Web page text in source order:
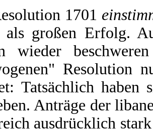
1701
als großen Erfolg.
wieder
Resolution
Tatsächlich haben
Anträge der
ausdrücklich